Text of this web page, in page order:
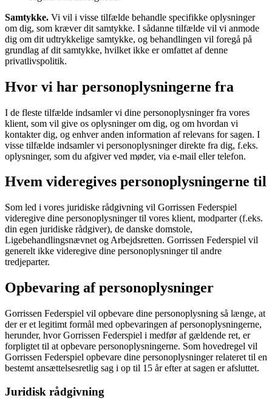
Samtykke. Vi vil i visse tilfælde behandle specifikke oplysninger
om dig, som kræver dit samtykke. I sådanne tilfælde vil vi anmode
dig om dit udtrykkelige samtykke, og behandlingen vil foregå på
grundlag af dit samtykke, hvilket ikke er omfattet af denne
privatlivspolitik.
Hvor vi har personoplysningerne fra
I de fleste tilfælde indsamler vi dine personoplysninger fra vores
klient, som vil give os oplysninger om dig, og om hvordan vi
kontakter dig, og enhver anden information af relevans for sagen. I
visse tilfælde indsamler vi personoplysninger direkte fra dig, f.eks.
oplysninger, som du afgiver ved møder, via e-mail eller telefon.
Hvem videregives personoplysningerne til
Som led i vores juridiske rådgivning vil Gorrissen Federspiel
videregive dine personoplysninger til vores klient, modparter (f.eks.
din egen juridiske rådgiver), de danske domstole,
Ligebehandlingsnævnet og Arbejdsretten. Gorrissen Federspiel vil
generelt ikke videregive dine personoplysninger til andre
tredjeparter.
Opbevaring af personoplysninger
Gorrissen Federspiel vil opbevare dine personoplysning så længe, at
der er et legitimt formål med opbevaringen af personoplysningerne,
herunder, hvor Gorrissen Federspiel i medfør af gældende ret, er
forpligtet til at opbevare personoplysningerne. Som hovedregel vil
Gorrissen Federspiel opbevare dine personoplysninger relateret til en
bestemt ansættelsesretlig sag i op til 15 år efter at sagen er afsluttet.
Juridisk rådgivning